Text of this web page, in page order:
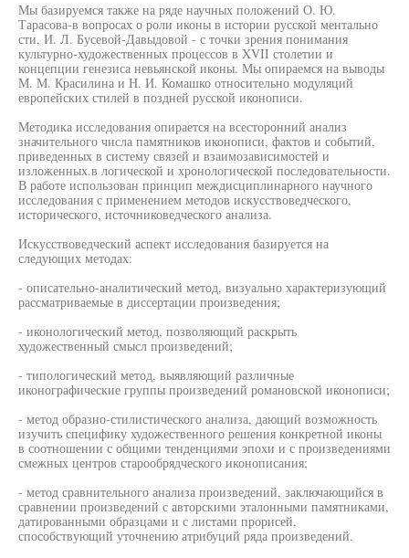
Мы базируемся также на ряде научных положений О. Ю.
Тарасова-в вопросах о роли иконы в истории русской ментально
сти, И. Л. Бусевой-Давыдовой - с точки зрения понимания
культурно-художественных процессов в XVII столетии и
концепции генезиса невьянской иконы. Мы опираемся на выводы
М. М. Красилина и Н. И. Комашко относительно модуляций
европейских стилей в поздней русской иконописи.
Методика исследования опирается на всесторонний анализ
значительного числа памятников иконописи, фактов и событий,
приведенных в систему связей и взаимозависимостей и
изложенных.в логической и хронологической последовательности.
В работе использован принцип междисциплинарного научного
исследования с применением методов искусствоведческого,
исторического, источниковедческого анализа.
Искусствоведческий аспект исследования базируется на
следующих методах:
- описательно-аналитический метод, визуально характеризующий
рассматриваемые в диссертации произведения;
- иконологический метод, позволяющий раскрыть
художественный смысл произведений;
- типологический метод, выявляющий различные
иконографические группы произведений романовской иконописи;
- метод образно-стилистического анализа, дающий возможность
изучить специфику художественного решения конкретной иконы
в соотношении с общими тенденциями эпохи и с произведениями
смежных центров старообрядческого иконописания;
- метод сравнительного анализа произведений, заключающийся в
сравнении произведений с авторскими эталонными памятниками,
датированными образцами и с листами прорисей,
способствующий уточнению атрибуций ряда произведений.